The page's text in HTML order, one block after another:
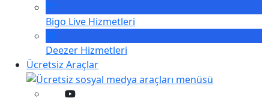
Bigo Live Hizmetleri
Deezer Hizmetleri
Ücretsiz Araçlar